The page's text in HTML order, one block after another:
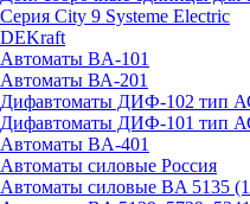
Серия City 9 Systeme Electric
DEKraft
Автоматы BA-101
Автоматы ВА-201
Дифавтоматы ДИФ-102 тип
Дифавтоматы ДИФ-101 тип
Автоматы BA-401
Автоматы силовые Россия
Автоматы силовые BA 5135